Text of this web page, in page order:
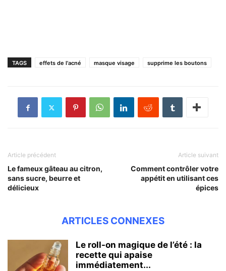
TAGS effets de l'acné masque visage supprime les boutons
Article précédent
Le fameux gâteau au citron,
sans sucre, beurre et
délicieux
Article suivant
Comment contrôler votre
appétit en utilisant ces
épices
ARTICLES CONNEXES
Le roll-on magique de l’été : la
recette qui apaise
immédiatement...